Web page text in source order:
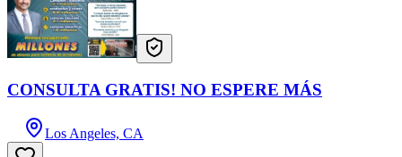
CONSULTA GRATIS! NO ESPERE MÁS
Los Angeles, CA